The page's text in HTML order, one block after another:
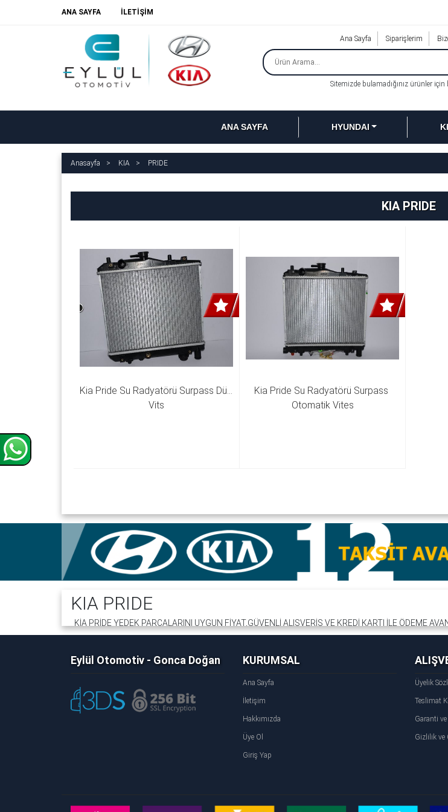
ANA SAYFA İLETİŞİM
Ana Sayfa Siparişlerim
Sitemizde bulamadığınız ürünler için
ANA SAYFA HYUNDAI
Anasayfa KIA PRIDE
KIA PRIDE
Kia Pride Su Radyatörü Surpass Düz
Vits
Kia Pride Su Radyatörü Surpass
Otomatik Vites
KIA PRIDE
KİA PRİDE YEDEK PARÇALARINI UYGUN FİYAT,GÜVENLİ ALIŞVERİŞ VE KREDİ KARTI İLE ÖDEME
FİRMALARI İLE KARGOYA VERİLİR. TÜM KREDİ KARTLARI İLE ALIŞVERİŞ YAPABİLİRSİNİZ.KİA
Eylül Otomotiv - Gonca Doğan KURUMSAL
Ana Sayfa
İletişim
Hakkımızda
Üye Ol
Giriş Yap
Üyelik
Teslimat
Garanti ve
Gizlilik ve